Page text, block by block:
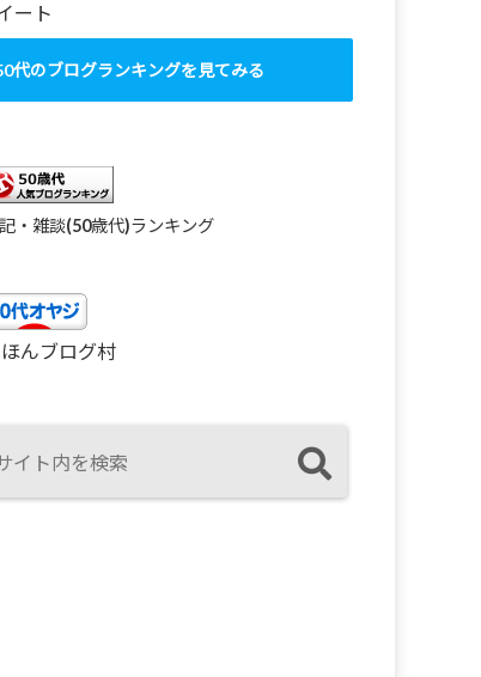
ート
代のブログランキングを見てみる
・雑談(50歳代)ランキング
んブログ村